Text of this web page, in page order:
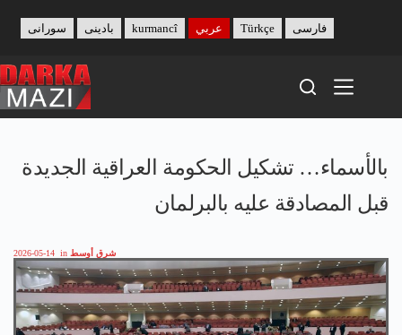
content
بادینی سورانی kurmancî عربي Türkçe فارسی
بالأسماء… تشكيل الحكومة العراقية الجديدة
قبل المصادقة عليه بالبرلمان
2026-05-14 in شرق أوسط